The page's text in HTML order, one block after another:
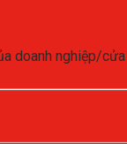
doanh nghiệp/